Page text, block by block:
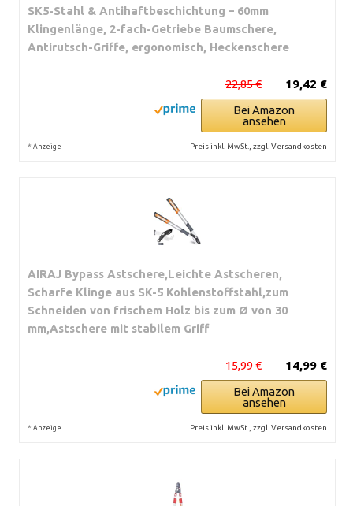
SK5-Stahl & Antihaftbeschichtung – 60mm
Klingenlänge, 2-fach-Getriebe Baumschere,
Antirutsch-Griffe, ergonomisch, Heckenschere
19,42 €
22,85 €
Bei Amazon
ansehen
* Anzeige Preis inkl. MwSt., zzgl. Versandkosten
AIRAJ Bypass Astschere,Leichte Astscheren,
Scharfe Klinge aus SK-5 Kohlenstoffstahl,zum
Schneiden von frischem Holz bis zum Ø von 30
mm,Astschere mit stabilem Griff
14,99 €
15,99 €
Bei Amazon
ansehen
* Anzeige Preis inkl. MwSt., zzgl. Versandkosten